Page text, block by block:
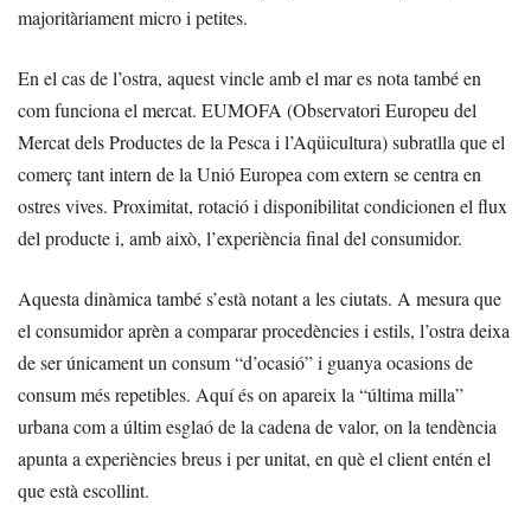
majoritàriament micro i petites.
En el cas de l’ostra, aquest vincle amb el mar es nota també en
com funciona el mercat. EUMOFA (Observatori Europeu del
Mercat dels Productes de la Pesca i l’Aqüicultura) subratlla que el
comerç tant intern de la Unió Europea com extern se centra en
ostres vives. Proximitat, rotació i disponibilitat condicionen el flux
del producte i, amb això, l’experiència final del consumidor.
Aquesta dinàmica també s’està notant a les ciutats. A mesura que
el consumidor aprèn a comparar procedències i estils, l’ostra deixa
de ser únicament un consum “d’ocasió” i guanya ocasions de
consum més repetibles. Aquí és on apareix la “última milla”
urbana com a últim esglaó de la cadena de valor, on la tendència
apunta a experiències breus i per unitat, en què el client entén el
que està escollint.